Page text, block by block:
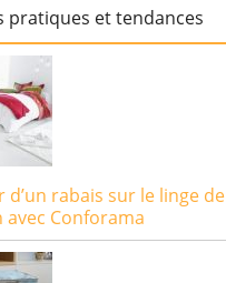
pratiques et tendances
d’un rabais sur le linge de
avec Conforama